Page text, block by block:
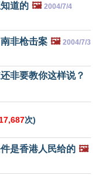
道的 🖼️ 2004/7/4
非枪击案 🖼️ 2004/7/3
非要教你这样说？
17,687次)
是香港人民给的 🖼️